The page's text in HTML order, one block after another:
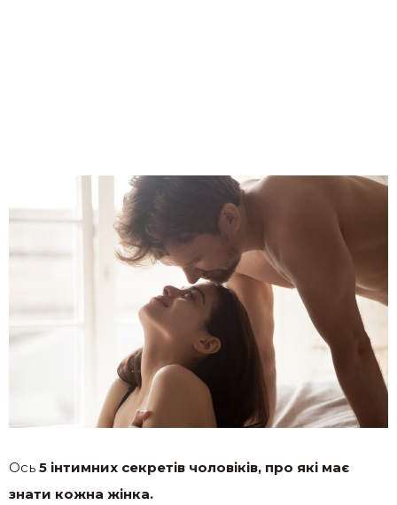
Ось 5 інтимних секретів чоловіків, про які має
знати кожна жінка.